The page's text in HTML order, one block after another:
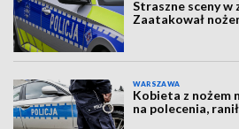
Straszne sceny w
Zaatakował
WARSZAWA
Kobieta z nożem
na polecenia,